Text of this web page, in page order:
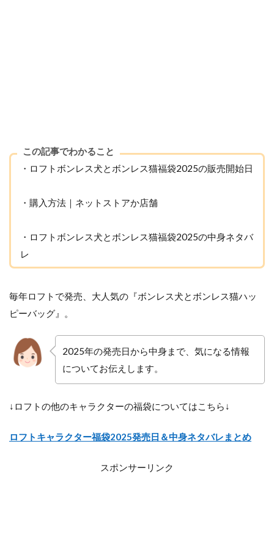
この記事でわかること
・ロフトボンレス犬とボンレス猫福袋2025の販売開始日
・購入方法｜ネットストアか店舗
・ロフトボンレス犬とボンレス猫福袋2025の中身ネタバ
レ
毎年ロフトで発売、大人気の 『ボンレス犬とボンレス猫ハッ
ピーバッグ』。
2025年の発売日から中身まで、気になる情報
についてお伝えします。
↓ロフトの他のキャラクターの福袋についてはこちら↓
ロフトキャラクター福袋2025発売日＆中身ネタバレまとめ
スポンサーリンク